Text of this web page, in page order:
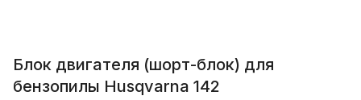
Блок двигателя (шорт-блок) для
бензопилы Husqvarna 142